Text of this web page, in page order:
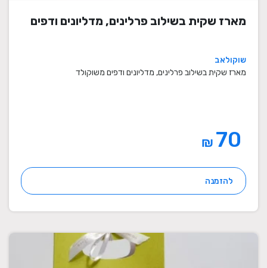
מארז שקית בשילוב פרלינים, מדליונים ודפים
שוקולאב
מארז שקית בשילוב פרלינים, מדליונים ודפים משוקולד
₪
להזמנה